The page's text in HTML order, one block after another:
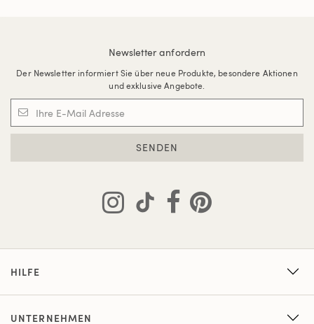
Newsletter anfordern
Der Newsletter informiert Sie über neue Produkte, besondere Aktionen
und exklusive Angebote.
SENDEN
HILFE
UNTERNEHMEN